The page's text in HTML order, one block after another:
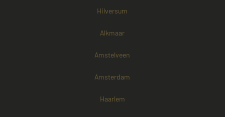
Hilversum
Alkmaar
Amstelveen
Amsterdam
Haarlem